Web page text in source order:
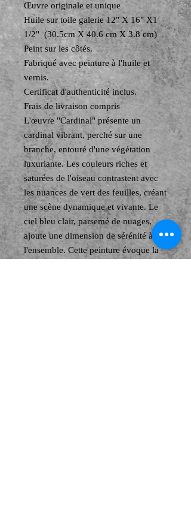
Œuvre originale et unique
Huile sur toile galerie 12" X 16" X1
1/2" (30.5cm X 40.6 cm X 3.8 cm)
Peint sur les côtés.
Fabriqué avec peinture à l'huile et
vernis.
Certificat d'authenticité inclus.
Frais de livraison compris
L'œuvre "Cardinal" présente un
cardinal vibrant, perché sur une
branche, entouré d'une végétation
luxuriante. Les couleurs riches et
saturées de l'oiseau contrastent avec
les nuances de vert des feuilles, créant
une scène dynamique et vivante. Le
ciel bleu clair, parsemé de nuages,
ajoute une dimension de sérénité à
l'ensemble. Cette peinture évoque la